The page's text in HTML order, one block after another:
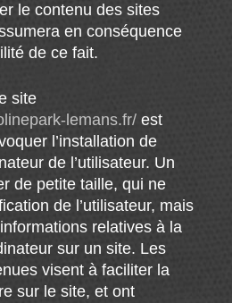
le contenu des sites
en conséquence
de ce fait.
site
lemans.fr/ est
l’installation de
de l’utilisateur. Un
de petite taille, qui ne
de l’utilisateur, mais
relatives à la
sur un site. Les
visent à faciliter la
sur le site, et ont